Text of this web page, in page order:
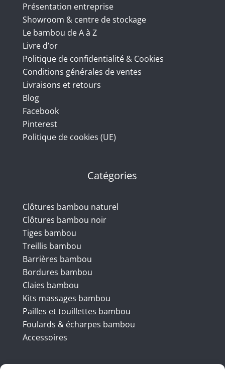
Présentation entreprise
Showroom & centre de stockage
Le bambou de A à Z
Livre d’or
Politique de confidentialité & Cookies
Conditions générales de ventes
Livraisons et retours
Blog
Facebook
Pinterest
Politique de cookies (UE)
Catégories
Clôtures bambou naturel
Clôtures bambou noir
Tiges bambou
Treillis bambou
Barrières bambou
Bordures bambou
Claies bambou
Kits massages bambou
Pailles et touillettes bambou
Foulards & écharpes bambou
Accessoires